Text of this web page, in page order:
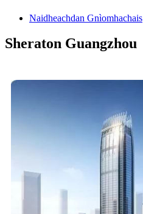
Naidheachdan Gnìomhachais
Sheraton Guangzhou